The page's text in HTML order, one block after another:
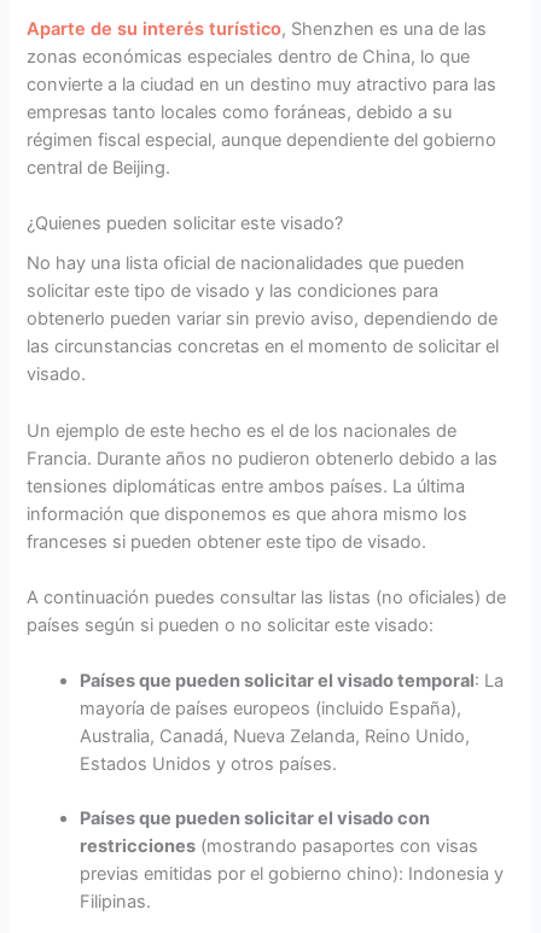
Aparte de su interés turístico, Shenzhen es una de las
zonas económicas especiales dentro de China, lo que
convierte a la ciudad en un destino muy atractivo para las
empresas tanto locales como foráneas, debido a su
régimen fiscal especial, aunque dependiente del gobierno
central de Beijing.
¿Quienes pueden solicitar este visado?
No hay una lista oficial de nacionalidades que pueden
solicitar este tipo de visado y las condiciones para
obtenerlo pueden variar sin previo aviso, dependiendo de
las circunstancias concretas en el momento de solicitar el
visado.
Un ejemplo de este hecho es el de los nacionales de
Francia. Durante años no pudieron obtenerlo debido a las
tensiones diplomáticas entre ambos países. La última
información que disponemos es que ahora mismo los
franceses si pueden obtener este tipo de visado.
A continuación puedes consultar las listas (no oficiales) de
países según si pueden o no solicitar este visado:
Países que pueden solicitar el visado temporal: La
mayoría de países europeos (incluido España),
Australia, Canadá, Nueva Zelanda, Reino Unido,
Estados Unidos y otros países.
Países que pueden solicitar el visado con
restricciones (mostrando pasaportes con visas
previas emitidas por el gobierno chino): Indonesia y
Filipinas.